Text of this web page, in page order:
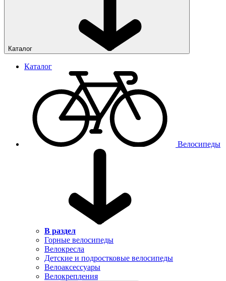
Каталог
Каталог
Велосипеды
В раздел
Горные велосипеды
Велокресла
Детские и подростковые велосипеды
Велоаксессуары
Велокрепления